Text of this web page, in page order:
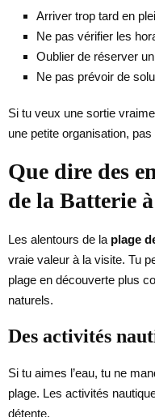
Arriver trop tard en
Ne pas vérifier les
Oublier de réserver
Ne pas prévoir de
Si tu veux une sortie
une petite organisation,
Que dire des
de la Batterie
Les alentours de la plage
vraie valeur à la visite. Tu
plage en découverte plus
naturels.
Des activités
Si tu aimes l’eau, tu ne
plage. Les activités
détente.